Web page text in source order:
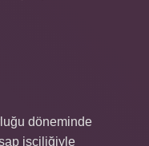
döneminde
işçiliğiyle